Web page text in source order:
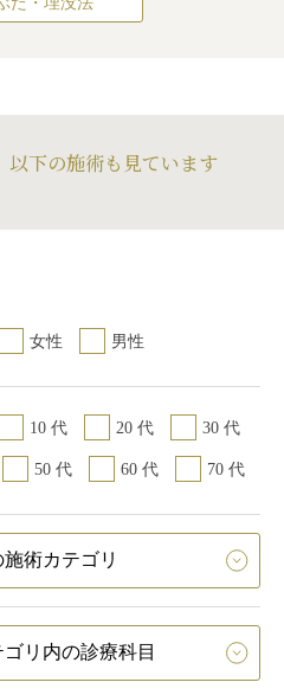
以下の施術も見ています
女性 男性
10 代 20 代 30 代
50 代 60 代 70 代